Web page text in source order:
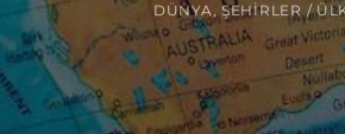
DÜNYA ,ŞEHIRLER /